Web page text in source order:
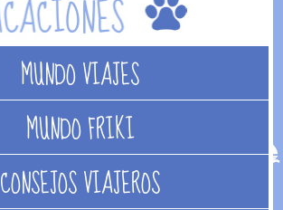
MUNDO VIAJES
MUNDO FRIKI
CONSEJOS VIAJEROS